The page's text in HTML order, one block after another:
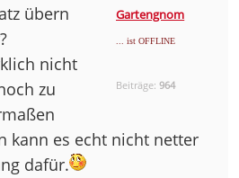
Gartengnom
... ist OFFLINE
Beiträge:964
übern
nicht
zu
kann es echt nicht netter
dafür.